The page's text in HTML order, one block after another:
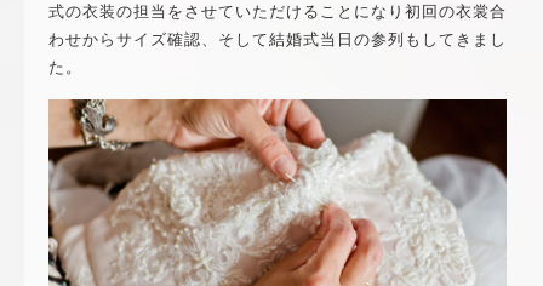
式の衣装の担当をさせていただけることになり初回の衣裳合
わせからサイズ確認、そして結婚式当日の参列もしてきまし
た。